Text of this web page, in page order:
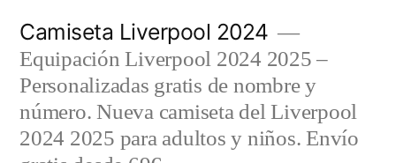
contenido
Camiseta Liverpool 2024
Equipación Liverpool 2024 2025 –
Personalizadas gratis de nombre y
número. Nueva camiseta del Liverpool
2024 2025 para adultos y niños. Envío